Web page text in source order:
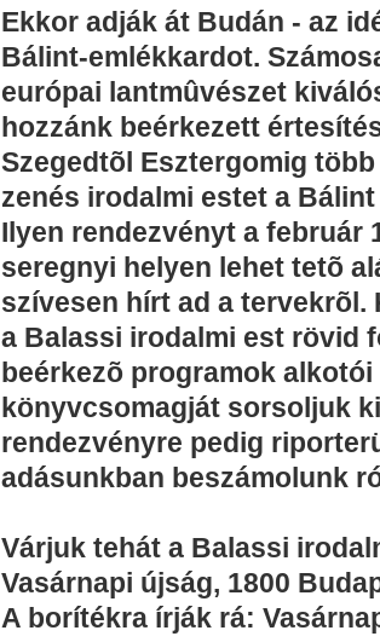
Ekkor adják át Budán - az
Bálint-emlékkardot.
európai lantmûvészet
hozzánk beérkezett
Szegedtõl Esztergomig
zenés irodalmi estet a
Ilyen rendezvényt a február
seregnyi helyen lehet tetõ
szívesen hírt ad a
a Balassi irodalmi est rövid
beérkezõ programok
könyvcsomagját sorsoljuk
rendezvényre pedig
adásunkban beszámolunk
Várjuk tehát a Balassi
Vasárnapi újság, 1800
A borítékra írják rá: